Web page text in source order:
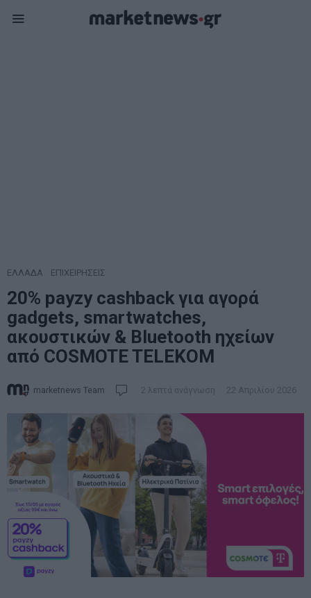
ΕΛΛΑΔΑ ΕΠΙΧΕΙΡΗΣΕΙΣ
20% payzy cashback για αγορά
gadgets, smartwatches,
ακουστικών & Bluetooth ηχείων
από COSMOTE TELEKOM
marketnews Team 2 λεπτά ανάγνωση 22 Απριλίου 2026